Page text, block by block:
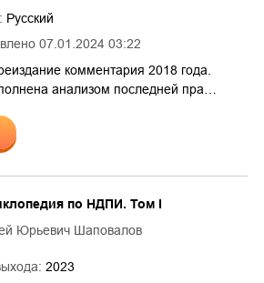
07.01.2024 03:22
Русский
комментария 2018 года.
анализом последней пра…
по НДПИ. Том I
Юрьевич Шаповалов
2023